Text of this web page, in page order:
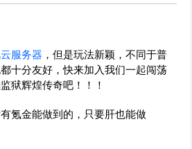
服务器 ，但是玩法新颖，不同于普
十分友好，快来加入我们一起闯荡
狱辉煌传奇吧！！！
氪金能做到的，只要肝也能做